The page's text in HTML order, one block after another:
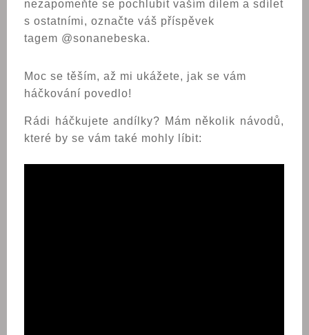
nezapomeňte se pochlubit vaším dílem a sdílet
s ostatními, označte váš příspěvek
tagem @sonanebeska.
Moc se těším, až mi ukážete, jak se vám
háčkování povedlo!
Rádi háčkujete andílky? Mám několik návodů,
které by se vám také mohly líbit: